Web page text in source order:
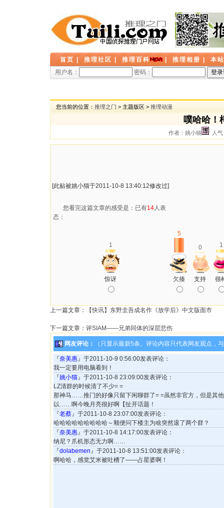
首页 推理社区 推理百科 推理相册
本
用户名：
密码：
您当前的位置： 推理之门 > 主题版区 > 推理动漫
噗哈哈！
作者：姚小猫 人
[此贴被姚小猫于2011-10-8 13:40:12修改过]
您看完这篇文章的感受是：已有14人表
态：
1
5
0
1
惊讶 欠揍 支持 很
上一篇文章： 【快讯】东野圭吾成名作《放学后》中文版面市
下一篇文章： 评SIAM——兄弟同体的深层悲伤
网友评论： （只显示最新5条。评论内容只代表网友观点，
『奈美惠』于2011-10-9 0:56:00发表评论：
我一定要用电脑看到！
『姚小猫』于2011-10-8 23:09:00发表评论：
LZ清群的时候清了不少= =
那神马……推门的好像只留下闲聊群了= =虽然非官方，但是其
以……啊今晚月亮很好啊【扯开话题！
『老蔡』于2011-10-8 23:07:00发表评论：
哈哈哈哈哈哈哈哈哈～顺便问下楼主为啥突然退了两个群？
『奈美惠』于2011-10-8 14:17:00发表评论：
纳尼？爪机形态无力啊……
『dolabemen』于2011-10-8 13:51:00发表评论：
啊哈哈，感觉艾米被吐槽了——占星婆啊！